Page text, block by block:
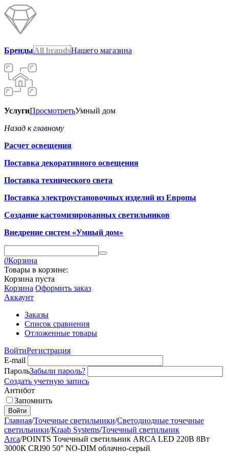
БрендыAll brandsНашего магазина
УслугиПросмотретьУмный дом
Назад к главному
Расчет освещения
Поставка декоративного освещения
Поставка технического света
Поставка электроустановочных изделий из Европы
Создание кастомизированных светильников
Внедрение систем «Умный дом»
0Корзина
Товары в корзине:
Корзина пуста
Корзина Оформить заказ
Аккаунт
Заказы
Список сравнения
Отложенные товары
ВойтиРегистрация
E-mail
ПарольЗабыли пароль?
Создать учетную запись
Антибот
Запомнить
Войти
Главная/Точечные светильники/Светодиодные точечные
светильники/Kraab Systems/Точечный светильник
Arca/POINTS Точечный светильник ARCA LED 220В 8Вт
3000К CRI90 50° NO-DIM облачно-серый